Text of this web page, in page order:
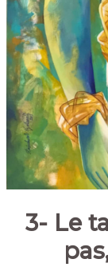
3- Le